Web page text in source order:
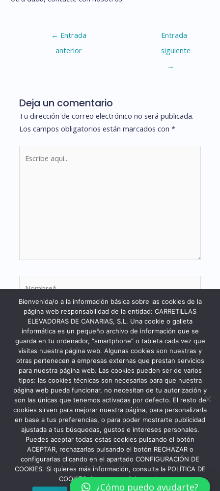
Navegación
← Entrada
anterior
Entrada
siguiente
→
Deja un comentario
Tu dirección de correo electrónico no será publicada.
Los campos obligatorios están marcados con*
Correo
electrónico*
Web
Guarda mi nombre, correo electrónico y web en
este navegador para la próxima vez que comente.
¿Cómo puedo ayudarte?
Bienvenida/o a la información básica sobre las cookies de la
página web responsabilidad de la entidad: CARRETILLAS
ELEVADORAS DE CANARIAS, S.L. Una cookie o galleta
informática es un pequeño archivo de información que se
guarda en tu ordenador, “smartphone” o tableta cada vez que
visitas nuestra página web. Algunas cookies son nuestras y
otras pertenecen a empresas externas que prestan servicios
para nuestra página web. Las cookies pueden ser de varios
tipos: las cookies técnicas son necesarias para que nuestra
página web pueda funcionar, no necesitan de tu autorización y
son las únicas que tenemos activadas por defecto. El resto de
cookies sirven para mejorar nuestra página, para personalizarla
en base a tus preferencias, o para poder mostrarte publicidad
ajustada a tus búsquedas, gustos e intereses personales.
Puedes aceptar todas estas cookies pulsando el botón
ACEPTAR, rechazarlas pulsando el botón RECHAZAR o
configurarlas clicando en el apartado CONFIGURACIÓN DE
COOKIES. Si quieres más información, consulta la POLÍTICA DE
COOKIES de nuestra página web.